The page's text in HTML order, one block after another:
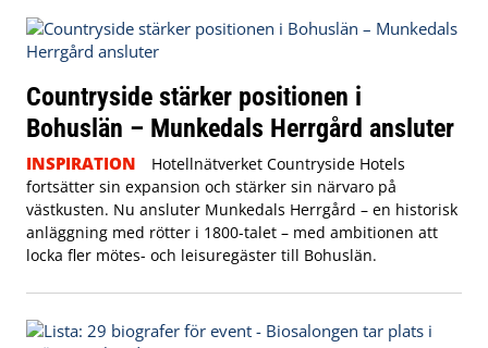
Countryside stärker positionen i
Bohuslän – Munkedals Herrgård ansluter
INSPIRATION
Hotellnätverket Countryside Hotels
fortsätter sin expansion och stärker sin närvaro på
västkusten. Nu ansluter Munkedals Herrgård – en historisk
anläggning med rötter i 1800-talet – med ambitionen att
locka fler mötes- och leisuregäster till Bohuslän.